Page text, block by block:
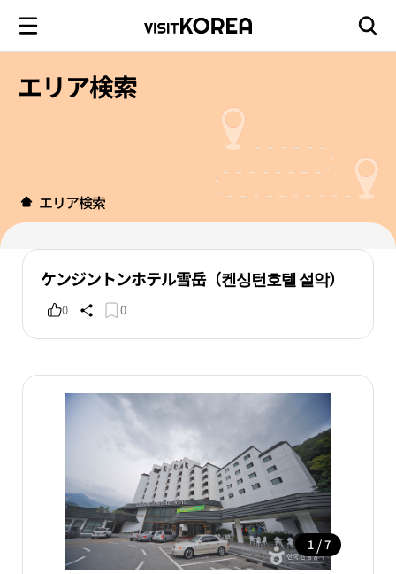
エリア検索
エリア検索
ケンジントンホテル雪岳（켄싱턴호텔 설악）
0 0
1 / 7